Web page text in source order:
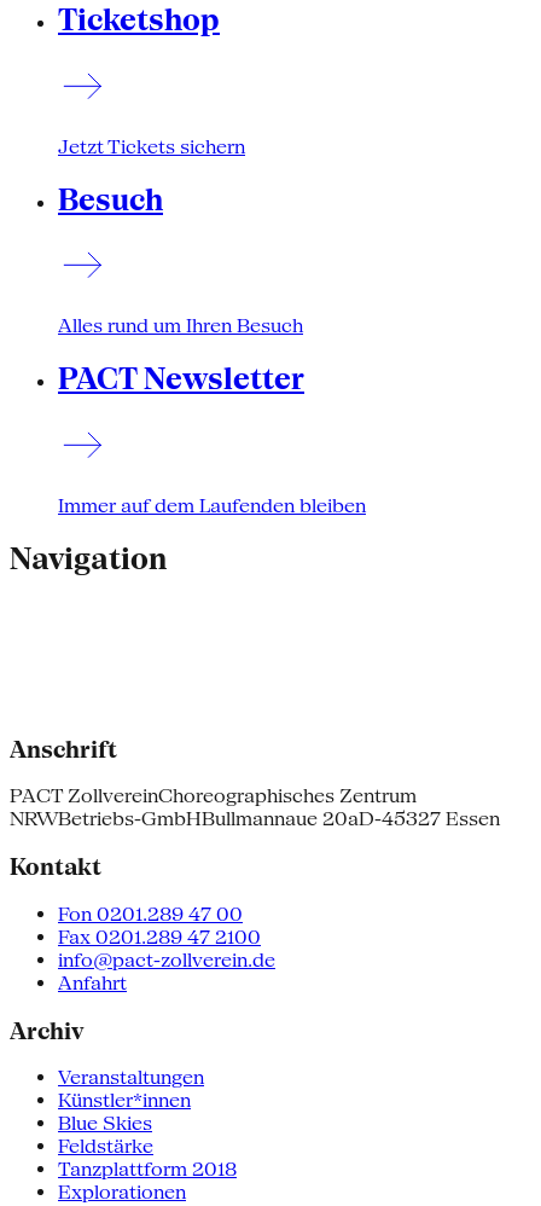
Ticketshop
Jetzt Tickets sichern
Besuch
Alles rund um Ihren Besuch
PACT Newsletter
Immer auf dem Laufenden bleiben
Navigation
Anschrift
PACT ZollvereinChoreographisches Zentrum
NRWBetriebs-GmbHBullmannaue 20aD-45327 Essen
Kontakt
Fon 0201.289 47 00
Fax 0201.289 47 2100
info@pact-zollverein.de
Anfahrt
Archiv
Veranstaltungen
Künstler*innen
Blue Skies
Feldstärke
Tanzplattform 2018
Explorationen